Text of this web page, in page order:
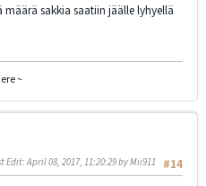
sakkia saatiin jäälle lyhyellä
~
#14
Edit: April 08, 2017, 11:20:29 by Mii911